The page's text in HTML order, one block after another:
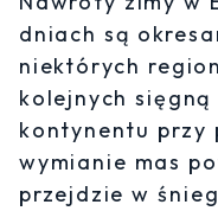
dniach są
niektórych
kolejnych sięgną
kontynentu przy
wymianie mas
przejdzie w